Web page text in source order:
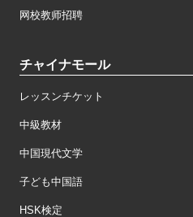
网校教师招聘
チャイナモール
レッスンチケット
中級教材
中国現代文学
子ども中国語
HSK検定